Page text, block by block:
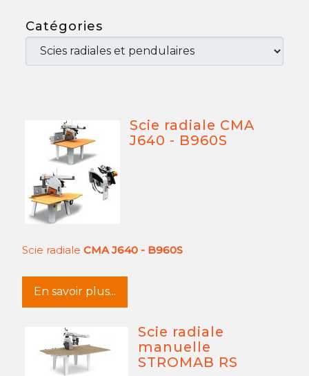
Catégories
Scie radiale CMA
J640 - B960S
Scie radiale CMA J640 - B960S
En savoir plus...
Scie radiale
manuelle
STROMAB RS